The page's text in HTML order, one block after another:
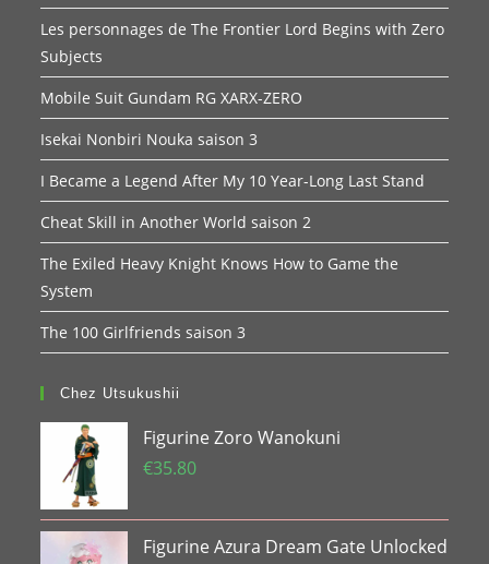
Les personnages de The Frontier Lord Begins with Zero
Subjects
Mobile Suit Gundam RG XARX-ZERO
Isekai Nonbiri Nouka saison 3
I Became a Legend After My 10 Year-Long Last Stand
Cheat Skill in Another World saison 2
The Exiled Heavy Knight Knows How to Game the
System
The 100 Girlfriends saison 3
Chez Utsukushii
Figurine Zoro Wanokuni
€35.80
Figurine Azura Dream Gate Unlocked